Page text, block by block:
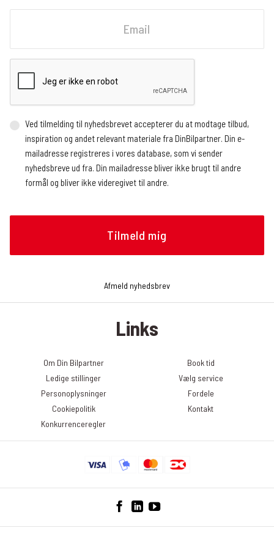
Ved tilmelding til nyhedsbrevet accepterer du at modtage tilbud,
inspiration og andet relevant materiale fra DinBilpartner. Din e-
mailadresse registreres i vores database, som vi sender
nyhedsbreve ud fra. Din mailadresse bliver ikke brugt til andre
formål og bliver ikke videregivet til andre.
og tidspunkt), og hvilke links der klikkes på, om det gøres fra en
mobilenhed eller en browser, og operativsystem. Vi modtager
analysere, hvilke artikler nyhedslæserne klikker sig videre til.
præsenteres i nyhedsbrevet. Du kan til enhver tid trække dit
klikke på linket ”Afmeld nyhedsbrev” nederst i det seneste
nyhedsbrev. Du kan læse mere om, hvordan DinBilpartner
Afmeld nyhedsbrev
Links
Om Din Bilpartner
Book tid
Ledige stillinger
Vælg service
Personoplysninger
Fordele
Cookiepolitik
Kontakt
Konkurrenceregler